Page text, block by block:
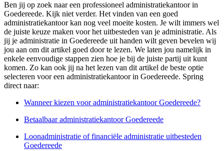
Ben jij op zoek naar een professioneel administratiekantoor in
Goedereede. Kijk niet verder. Het vinden van een goed
administratiekantoor kan nog veel moeite kosten. Je wilt immers wel
de juiste keuze maken voor het uitbesteden van je administratie. Als
jij je administratie in Goedereede uit handen wilt geven bevelen wij
jou aan om dit artikel goed door te lezen. We laten jou namelijk in
enkele eenvoudige stappen zien hoe je bij de juiste partij uit kunt
komen. Zo kan ook jij na het lezen van dit artikel de beste optie
selecteren voor een administratiekantoor in Goedereede. Spring
direct naar:
Wanneer kiezen voor administratiekantoor Goedereede?
Betaalbaar administratiekantoor Goedereede
Loonadministratie of financiële administratie uitbesteden
Goedereede